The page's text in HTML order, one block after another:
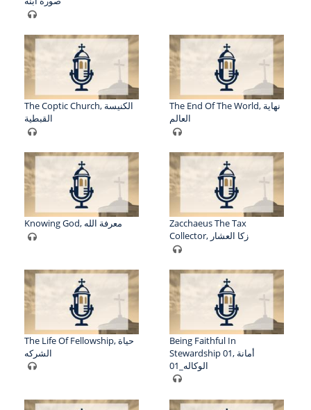
The Coptic Church, الكنيسة
القبطية
The End Of The World, نهاية
العالم
Knowing God, معرفة الله
Zacchaeus The Tax
Collector, زكا العشار
The Life Of Fellowship, حياة
الشركه
Being Faithful In
Stewardship 01, أمانة
الوكاله_01